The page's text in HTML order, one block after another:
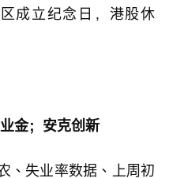
成立纪念日，港股休
金；安克创新
、失业率数据、上周初